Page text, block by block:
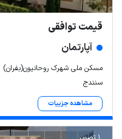
قیمت توافقی
آپارتمان
مسکن ملی شهرک روحانیون(بفران)
سنندج
مشاهده جزییات